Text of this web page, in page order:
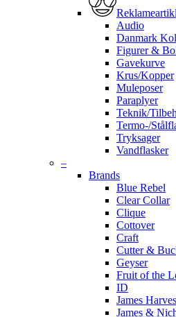
Audio
Danmark
Figurer &
Gavekurve
Krus/Kopper
Muleposer
Paraplyer
Teknik/
Termo-/
Tryksager
Vandflasker
–
Brands
Blue Rebel
Clear Collar
Clique
Cottover
Craft
Cutter &
Geyser
Fruit of the
ID
James
James &